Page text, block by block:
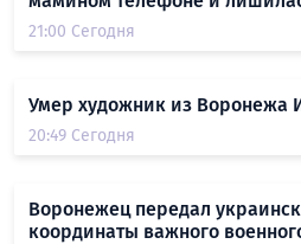
21:00 Сегодня
Умер художник из Воронежа
20:49 Сегодня
Воронежец передал
координаты важного